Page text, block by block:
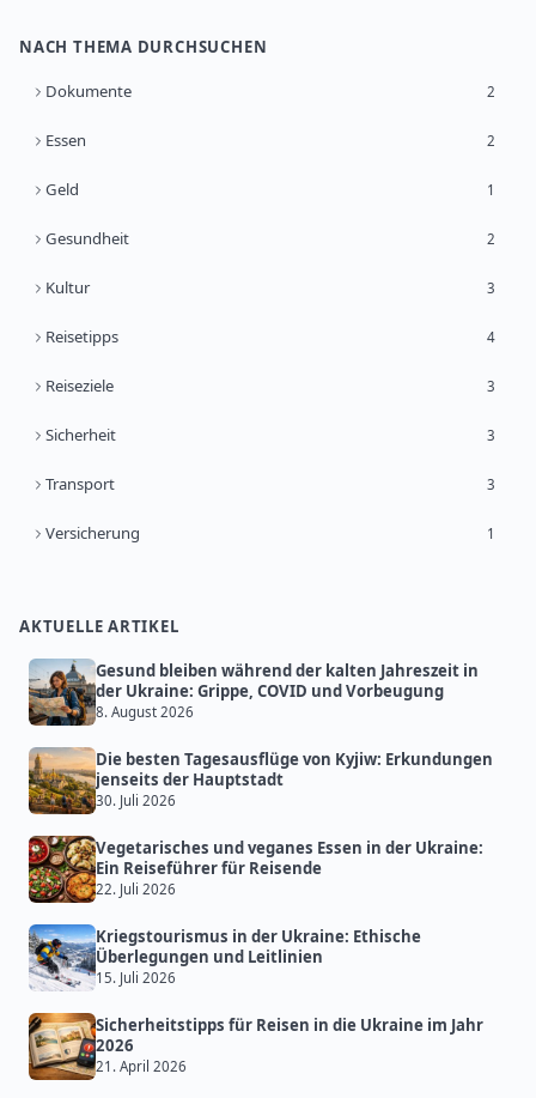
NACH THEMA DURCHSUCHEN
Dokumente 2
Essen 2
Geld 1
Gesundheit 2
Kultur 3
Reisetipps 4
Reiseziele 3
Sicherheit 3
Transport 3
Versicherung 1
AKTUELLE ARTIKEL
Gesund bleiben während der kalten Jahreszeit in
der Ukraine: Grippe, COVID und Vorbeugung
8. August 2026
Die besten Tagesausflüge von Kyjiw: Erkundungen
jenseits der Hauptstadt
30. Juli 2026
Vegetarisches und veganes Essen in der Ukraine:
Ein Reiseführer für Reisende
22. Juli 2026
Kriegstourismus in der Ukraine: Ethische
Überlegungen und Leitlinien
15. Juli 2026
Sicherheitstipps für Reisen in die Ukraine im Jahr
2026
21. April 2026